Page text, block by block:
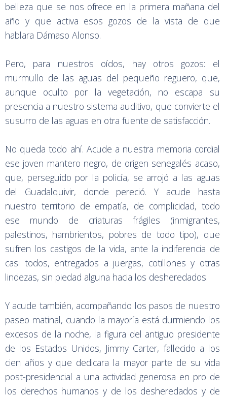
belleza que se nos ofrece en la primera mañana del
año y que activa esos gozos de la vista de que
hablara Dámaso Alonso.
Pero, para nuestros oídos, hay otros gozos: el
murmullo de las aguas del pequeño reguero, que,
aunque oculto por la vegetación, no escapa su
presencia a nuestro sistema auditivo, que convierte el
susurro de las aguas en otra fuente de satisfacción.
No queda todo ahí. Acude a nuestra memoria cordial
ese joven mantero negro, de origen senegalés acaso,
que, perseguido por la policía, se arrojó a las aguas
del Guadalquivir, donde pereció. Y acude hasta
nuestro territorio de empatía, de complicidad, todo
ese mundo de criaturas frágiles (inmigrantes,
palestinos, hambrientos, pobres de todo tipo), que
sufren los castigos de la vida, ante la indiferencia de
casi todos, entregados a juergas, cotillones y otras
lindezas, sin piedad alguna hacia los desheredados.
Y acude también, acompañando los pasos de nuestro
paseo matinal, cuando la mayoría está durmiendo los
excesos de la noche, la figura del antiguo presidente
de los Estados Unidos, Jimmy Carter, fallecido a los
cien años y que dedicara la mayor parte de su vida
post-presidencial a una actividad generosa en pro de
los derechos humanos y de los desheredados y de